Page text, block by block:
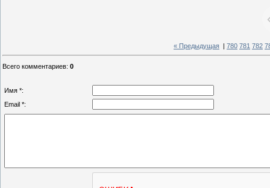
« Предыдущая 780 781 782
Всего комментариев: 0
Имя *:
Email *: